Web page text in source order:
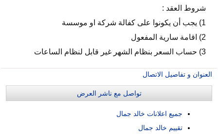
شروط العقد :
1) يجب أن يكونوا على كفالة شركة او موسسة
2) اقامة سارية المفعول
3) حساب السعر بنظام الشهر غير قابل لنظام الساعات
العنوان و تفاصيل الاتصال
تواصل مع ناشر العرض
جميع اعلانات خالد جمال
تقييم خالد جمال